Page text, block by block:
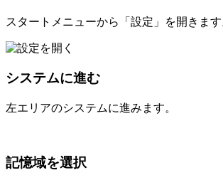
スタートメニューから「設定」を開きます
システムに進む
左エリアのシステムに進みます。
記憶域を選択